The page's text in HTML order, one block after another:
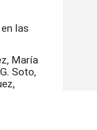
las
María
Soto,